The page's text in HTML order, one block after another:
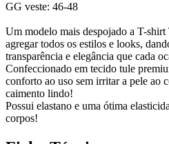
GG veste: 46-48
Um modelo mais despojado a T-shirt
agregar todos os estilos e looks,
transparência e elegância que cada
Confeccionado em tecido tule
conforto ao uso sem irritar a pele ao
caimento lindo!
Possui elastano e uma ótima
corpos!